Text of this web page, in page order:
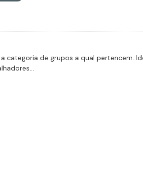
de grupos a qual pertencem.